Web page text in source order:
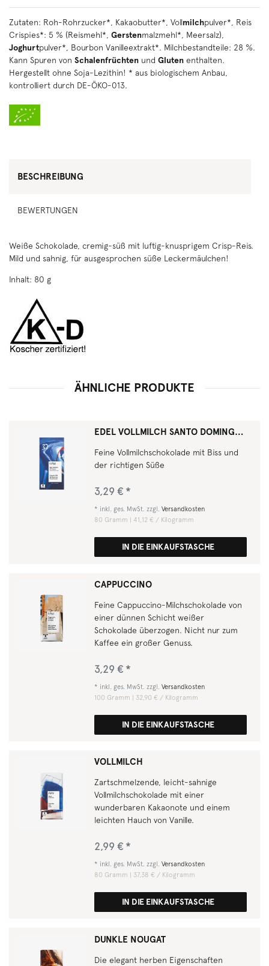
Zutaten: Roh-Rohrzucker*, Kakaobutter*, Vollmilchpulver*, Reis
Crispies*: 5 % (Reismehl*, Gerstenmalzmehl*, Meersalz),
Joghurtpulver*, Bourbon Vanilleextrakt*. Milchbestandteile: 28 %.
Kann Spuren von Schalenfrüchten und Gluten enthalten.
Hergestellt ohne Soja-Lezithin! * aus biologischem Anbau,
kontrolliert durch DE-ÖKO-013.
BESCHREIBUNG
BEWERTUNGEN
Weiße Schokolade, cremig-süß mit luftig-knusprigem Crisp-Reis.
Mild und sahnig, für ausgesprochen süße Leckermäulchen!
Inhalt: 80 g
ÄHNLICHE PRODUKTE
EDEL VOLLMILCH SANTO DOMINGO 37 % KAKAO
Feine Vollmilchschokolade mit Biss und
der richtigen Süße
3,29 € *
* inkl. ges. MwSt. zzgl.Versandkosten
80 Gramm | 41,12 € / Kilogramm
IN DIE EINKAUFSTASCHE
CAPPUCCINO
Feine Cappuccino-Milchschokolade von
einer dünnen Schicht weißer
Schokolade überzogen. Nicht nur zum
Kaffee ein großer Genuss.
3,29 € *
* inkl. ges. MwSt. zzgl.Versandkosten
100 Gramm | 32,90 € / Kilogramm
IN DIE EINKAUFSTASCHE
VOLLMILCH
Zartschmelzende, leicht-sahnige
Vollmilchschokolade mit einer
wunderbaren Kakaonote und einem
leichten Hauch von Vanille.
2,99 € *
* inkl. ges. MwSt. zzgl.Versandkosten
80 Gramm | 37,38 € / Kilogramm
IN DIE EINKAUFSTASCHE
DUNKLE NOUGAT
Die elegant herben Eigenschaften